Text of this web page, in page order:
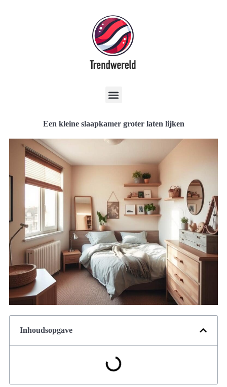
Een kleine slaapkamer groter laten lijken
Inhoudsopgave